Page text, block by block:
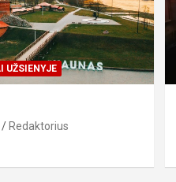
UŽSIENYJE
Redaktorius